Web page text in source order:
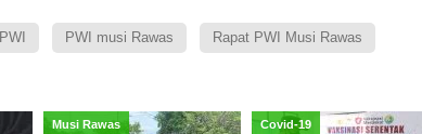
PWI PWI musi Rawas Rapat PWI Musi Rawas
Musi Rawas Covid-19